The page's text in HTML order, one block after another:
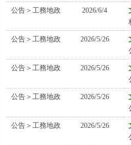
公告＞工務地政 2026/6/4
公告＞工務地政 2026/5/26
公告＞工務地政 2026/5/26
公告＞工務地政 2026/5/26
公告＞工務地政 2026/5/26